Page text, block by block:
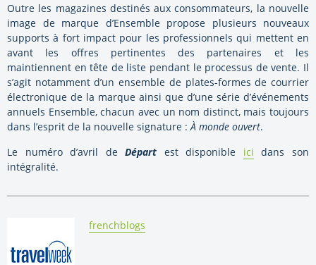
Outre les magazines destinés aux consommateurs, la nouvelle
image de marque d’Ensemble propose plusieurs nouveaux
supports à fort impact pour les professionnels qui mettent en
avant les offres pertinentes des partenaires et les
maintiennent en tête de liste pendant le processus de vente. Il
s’agit notamment d’un ensemble de plates-formes de courrier
électronique de la marque ainsi que d’une série d’événements
annuels Ensemble, chacun avec un nom distinct, mais toujours
dans l’esprit de la nouvelle signature :À monde ouvert.
Le numéro d’avril deDépart est disponible ici dans son
intégralité.
By:
frenchblogs